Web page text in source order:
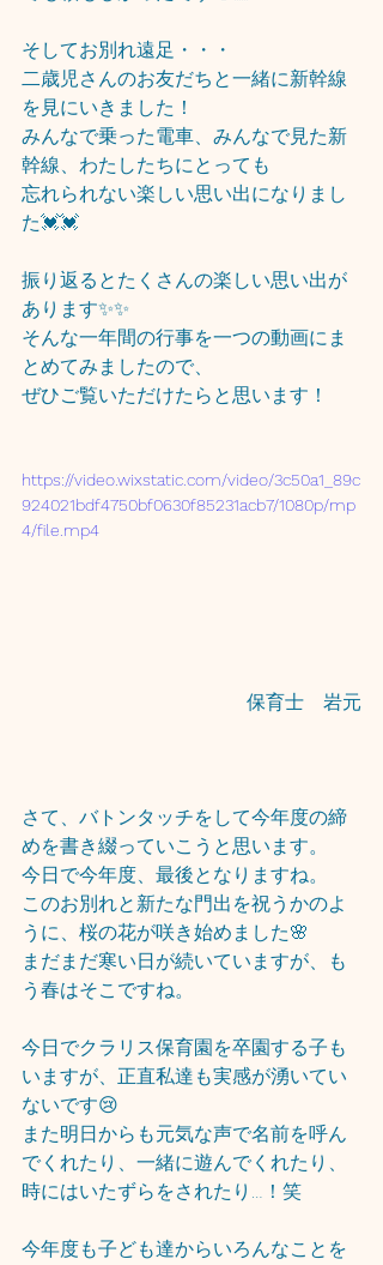
そしてお別れ遠足・・・
二歳児さんのお友だちと一緒に新幹線
を見にいきました！
みんなで乗った電車、みんなで見た新
幹線、わたしたちにとっても
忘れられない楽しい思い出になりまし
た💓💓
振り返るとたくさんの楽しい思い出が
あります✨✨
そんな一年間の行事を一つの動画にま
とめてみましたので、
ぜひご覧いただけたらと思います！
https://video.wixstatic.com/video/3c50a1_89c
924021bdf4750bf0630f85231acb7/1080p/mp
4/file.mp4
保育士　岩元
さて、バトンタッチをして今年度の締
めを書き綴っていこうと思います。
今日で今年度、最後となりますね。
このお別れと新たな門出を祝うかのよ
うに、桜の花が咲き始めました🌸
まだまだ寒い日が続いていますが、も
う春はそこですね。
今日でクラリス保育園を卒園する子も
いますが、正直私達も実感が湧いてい
ないです😢
また明日からも元気な声で名前を呼ん
でくれたり、一緒に遊んでくれたり、
時にはいたずらをされたり…！笑
今年度も子ども達からいろんなことを